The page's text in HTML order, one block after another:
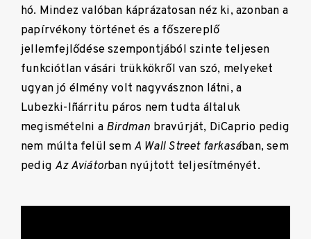
hó. Mindez valóban káprázatosan néz ki, azonban a
papírvékony történet és a főszereplő
jellemfejlődése szempontjából szinte teljesen
funkciótlan vásári trükkökről van szó, melyeket
ugyan jó élmény volt nagyvásznon látni, a
Lubezki-Iñárritu páros nem tudta általuk
megismételni a Birdman bravúrját, DiCaprio pedig
nem múlta felül sem A Wall Street farkasában, sem
pedig Az Aviátorban nyújtott teljesítményét.